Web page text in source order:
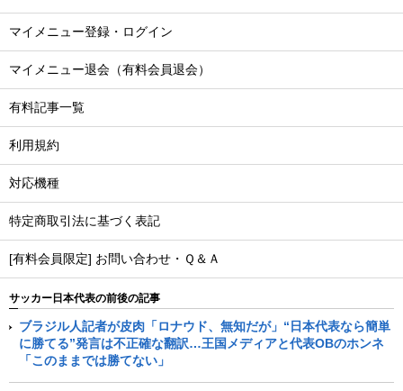
マイメニュー登録・ログイン
マイメニュー退会（有料会員退会）
有料記事一覧
利用規約
対応機種
特定商取引法に基づく表記
[有料会員限定] お問い合わせ・Ｑ＆Ａ
サッカー日本代表の前後の記事
ブラジル人記者が皮肉「ロナウド、無知だが」“日本代表なら簡単
に勝てる”発言は不正確な翻訳…王国メディアと代表OBのホンネ
「このままでは勝てない」